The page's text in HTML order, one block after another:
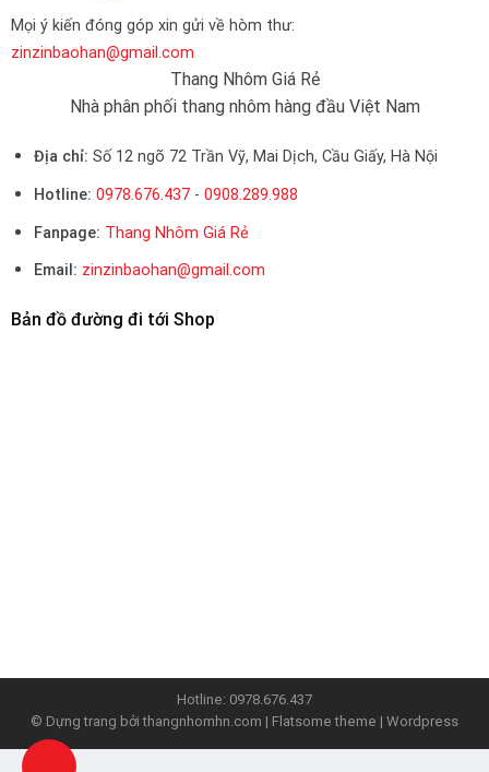
Mọi ý kiến đóng góp xin gửi về hòm thư:
zinzinbaohan@gmail.com
Thang Nhôm Giá Rẻ
Nhà phân phối thang nhôm hàng đầu Việt Nam
Địa chỉ: Số 12 ngõ 72 Trần Vỹ, Mai Dịch, Cầu Giấy, Hà Nội
Hotline: 0978.676.437- 0908.289.988
Fanpage: Thang Nhôm Giá Rẻ
Email: zinzinbaohan@gmail.com
Bản đồ đường đi tới Shop
Hotline: 0978.676.437
© Dựng trang bởithangnhomhn.com | Flatsome theme | Wordpress